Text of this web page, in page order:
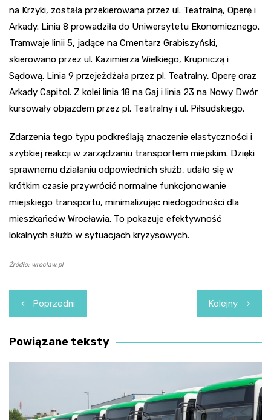
na Krzyki, została przekierowana przez ul. Teatralną, Operę i
Arkady. Linia 8 prowadziła do Uniwersytetu Ekonomicznego.
Tramwaje linii 5, jadące na Cmentarz Grabiszyński,
skierowano przez ul. Kazimierza Wielkiego, Krupniczą i
Sądową. Linia 9 przejeżdżała przez pl. Teatralny, Operę oraz
Arkady Capitol. Z kolei linia 18 na Gaj i linia 23 na Nowy Dwór
kursowały objazdem przez pl. Teatralny i ul. Piłsudskiego.
Zdarzenia tego typu podkreślają znaczenie elastyczności i
szybkiej reakcji w zarządzaniu transportem miejskim. Dzięki
sprawnemu działaniu odpowiednich służb, udało się w
krótkim czasie przywrócić normalne funkcjonowanie
miejskiego transportu, minimalizując niedogodności dla
mieszkańców Wrocławia. To pokazuje efektywność
lokalnych służb w sytuacjach kryzysowych.
Źródło: wroclaw.pl
Nawigacja
wpisu
Poprzedni Kolejny
Powiązane teksty